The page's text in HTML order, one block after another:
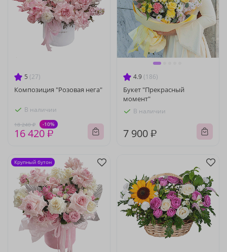
5 (27)
Композиция "Розовая нега"
В наличии
18 240 ₽ -10%
16 420 ₽
4.9 (186)
Букет "Прекрасный
момент"
В наличии
7 900 ₽
Крупный бутон